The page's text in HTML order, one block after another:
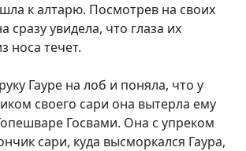
к алтарю. Посмотрев на своих
сразу увидела, что глаза их
носа течет.
Гауре на лоб и поняла, что у
своего сари она вытерла ему
Госвами. Она с упреком
сари, куда высморкался Гаура,